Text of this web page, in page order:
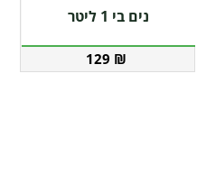
נים בי 1 ליטר
129 ₪